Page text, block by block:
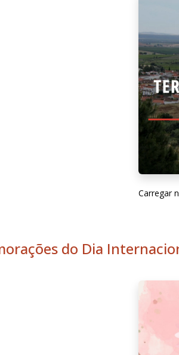
Carregar
do Dia